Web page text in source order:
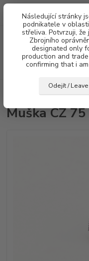
Následující stránky
podnikatele v
střeliva. Potvrzuji,
Zbrojního
designated only
production and
confirming that i
Odejít / Leave
Muška
Muška CZ